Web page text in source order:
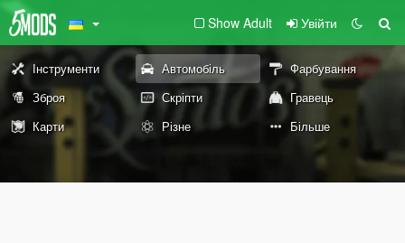
Show Adult Увійти
Інструменти Автомобіль
Фарбування
Зброя
Скріпти
Гравець
Карти
Різне Більше